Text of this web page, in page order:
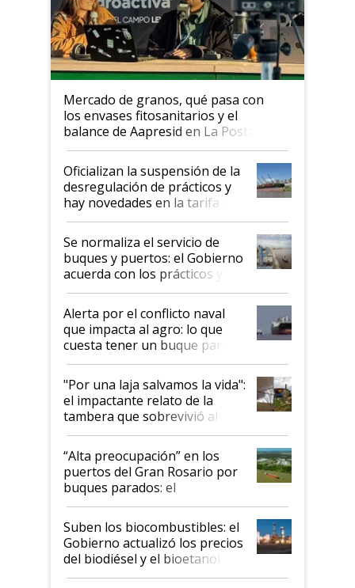
Mercado de granos, qué pasa con
los envases fitosanitarios y el
balance de Aapresid en La Posta
Oficializan la suspensión de la
desregulación de prácticos y
hay novedades en la tarifa de
la hidrovía
Se normaliza el servicio de
buques y puertos: el Gobierno
acuerda con los prácticos y
suspende el decreto de
desregulación
Alerta por el conflicto naval
que impacta al agro: lo que
cuesta tener un buque parado
y el peligro de que Argentina
pase a ser "país sucio"
"Por una laja salvamos la vida":
el impactante relato de la
tambera que sobrevivió al
tornado
“Alta preocupación” en los
puertos del Gran Rosario por
buques parados: el
funcionamiento de las
exportadoras en tensión tras
la medida de fuerza de los
prácticos
Suben los biocombustibles: el
Gobierno actualizó los precios
del biodiésel y el bioetanol